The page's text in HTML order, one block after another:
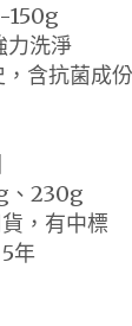
150g
力洗淨
含抗菌成
、230g
，有中標
年